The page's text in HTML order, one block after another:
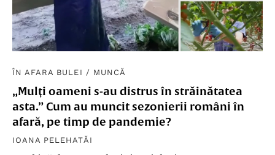
ÎN AFARA BULEI / MUNCĂ
„Mulți oameni s-au distrus în străinătatea
asta.” Cum au muncit sezonierii români în
afară, pe timp de pandemie?
IOANA PELEHATĂI